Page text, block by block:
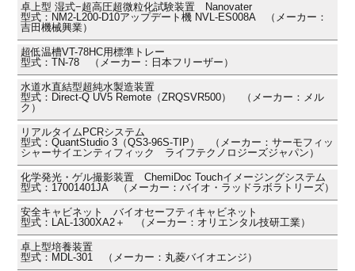
卓上型 湿式−超高圧超微粒化試験装置 Nanovater
型式：NM2-L200-D10アップデート機 NVL-ES008A （メーカー：
吉田機械興業）
超低温槽VT-78HC用標準トレー
型式：TN-78 （メーカー：日本フリーザー）
水道水直結型超純水製造装置
型式：Direct-Q UV5 Remote（ZRQSVR500） （メーカー：メル
ク）
リアルタイムPCRシステム
型式：QuantStudio 3（QS3-96S-TIP） （メーカー：サーモフィッ
シャーサイエンティフィック ライフテクノロジーズジャパン）
化学発光・ゲル撮影装置 ChemiDoc Touchイメージングシステム
型式：17001401JA （メーカー：バイオ・ラッドラボラトリーズ）
安全キャビネット バイオセーフティキャビネット
型式：LAL-1300XA2＋ （メーカー：オリエンタル技研工業）
卓上型培養装置
型式：MDL-301 （メーカー：丸菱バイオエンジ）